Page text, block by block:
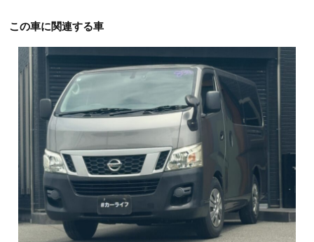
この車に関連する車